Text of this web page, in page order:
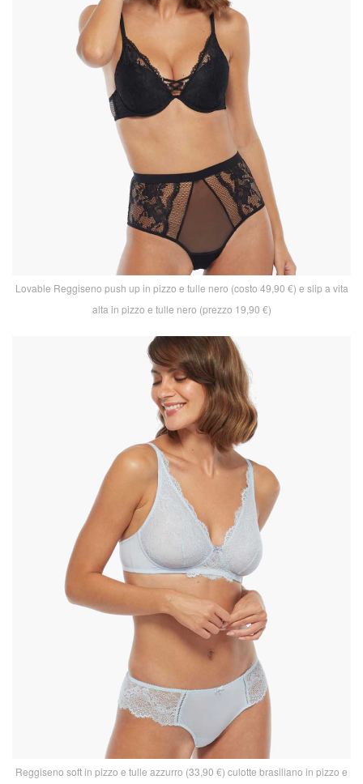
Lovable Reggiseno push up in pizzo e tulle nero (costo 49,90 €) e slip a vita
alta in pizzo e tulle nero (prezzo 19,90 €)
Reggiseno soft in pizzo e tulle azzurro (33,90 €) culotte brasiliano in pizzo e